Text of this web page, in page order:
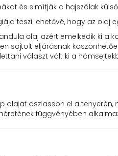
és simítják a hajszálak
teszi lehetővé, hogy az
olaj azért emelkedik ki a
sajtolt eljárásnak
választ vált ki a
olajat oszlasson el a
függvényében